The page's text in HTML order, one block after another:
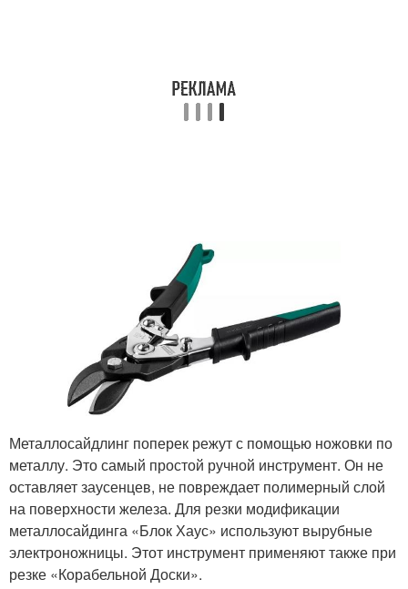
Металлосайдлинг поперек режут с помощью ножовки по
металлу. Это самый простой ручной инструмент. Он не
оставляет заусенцев, не повреждает полимерный слой
на поверхности железа. Для резки модификации
металлосайдинга «Блок Хаус» используют вырубные
электроножницы. Этот инструмент применяют также при
резке «Корабельной Доски».